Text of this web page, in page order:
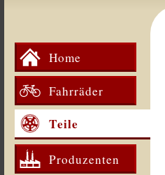
Home
Fahrräder
Teile
Produzenten